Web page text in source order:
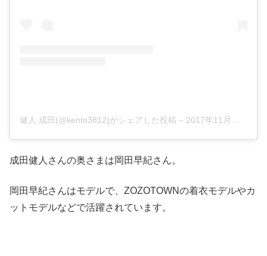
健人 成田(@kento3812)がシェアした投稿 – 2017年11月月22日午前6時08分PST
成田健人さんの奥さまは岡田早紀さん。
岡田早紀さんはモデルで、ZOZOTOWNの着衣モデルやカ
ットモデルなどで活躍されています。